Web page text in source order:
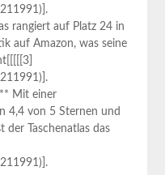
rangiert auf Platz 24 in
auf Amazon, was ⁢seine
Mit einer
4,4 von 5 ⁢Sternen und
der Taschenatlas das